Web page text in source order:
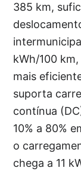
385 km,
kWh/100
mais
suporta
contínua
10% a 80%
o
chega a 11